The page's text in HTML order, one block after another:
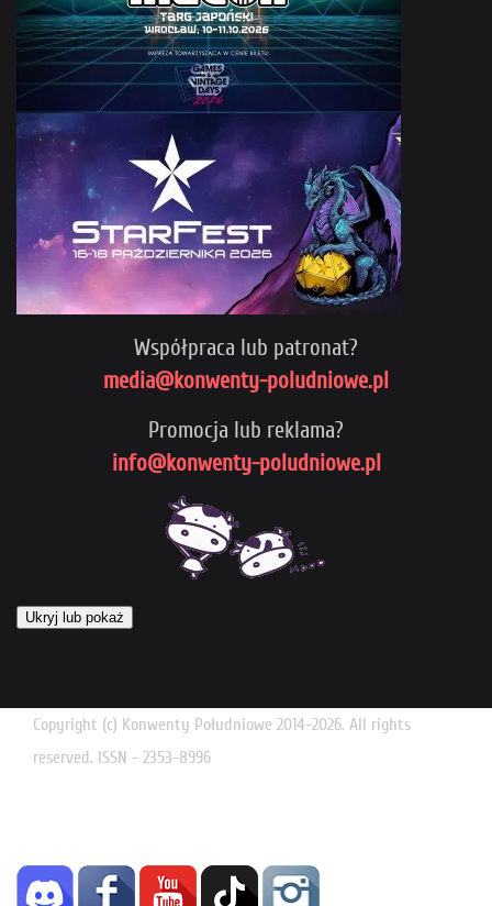
Współpraca lub patronat?
media@konwenty-poludniowe.pl
Promocja lub reklama?
info@konwenty-poludniowe.pl
Ukryj lub pokaż
Copyright (c) Konwenty Południowe 2014-2026. All rights
reserved. ISSN - 2353-8996